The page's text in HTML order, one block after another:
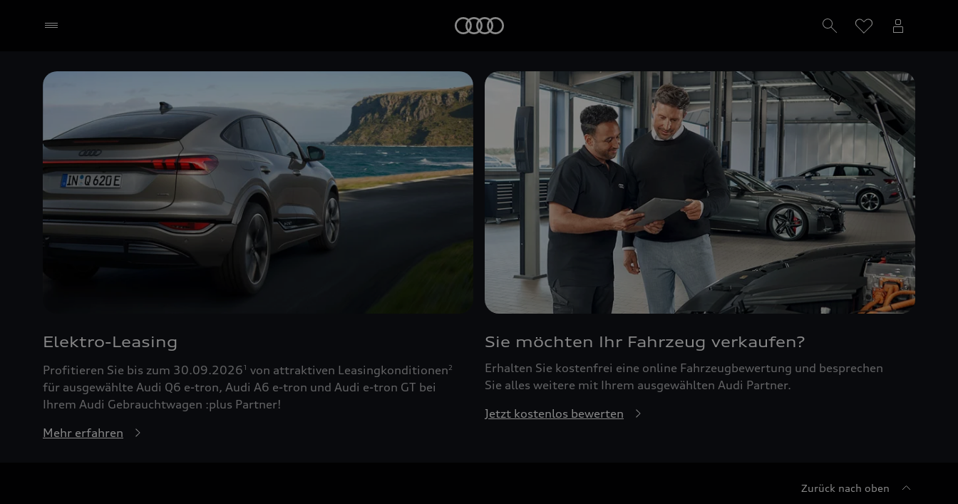
Elektro-Leasing
Profitieren Sie bis zum 30.09.20261 von attraktiven Leasingkonditionen2
für ausgewählte Audi Q6 e-tron, Audi A6 e-tron und Audi e-tron GT bei
Ihrem Audi Gebrauchtwagen :plus Partner!
Mehr erfahren
Sie möchten Ihr Fahrzeug verkaufen?
Erhalten Sie kostenfrei eine online Fahrzeugbewertung und besprechen
Sie alles weitere mit Ihrem ausgewählten Audi Partner.
Jetzt kostenlos bewerten
Zurück nach oben